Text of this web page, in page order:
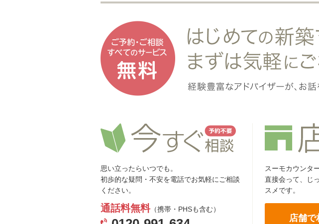
思い立ったらいつでも。
初歩的な疑問・不安を電話でお気軽にご相談
ください。
通話料無料（携帯・PHSも含む）
スーモカウンタ
直接会って、じ
スメです。
店舗で